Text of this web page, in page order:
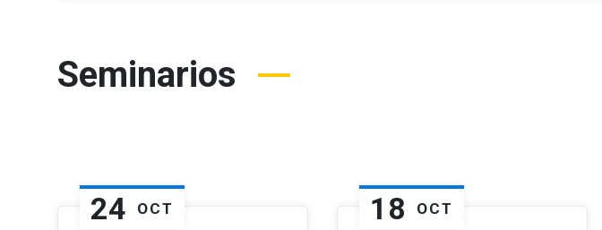
Seminarios
24 OCT 18 OCT